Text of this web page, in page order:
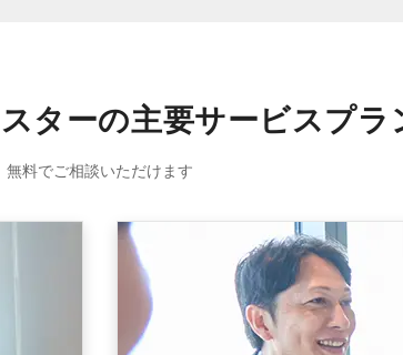
ターの主要サービスプラ
無料でご相談いただけます